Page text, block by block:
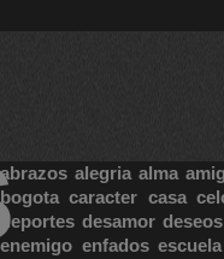
abrazos alegria alma
bogota caracter casa
deportes desamor deseos
enemigo enfados escuela